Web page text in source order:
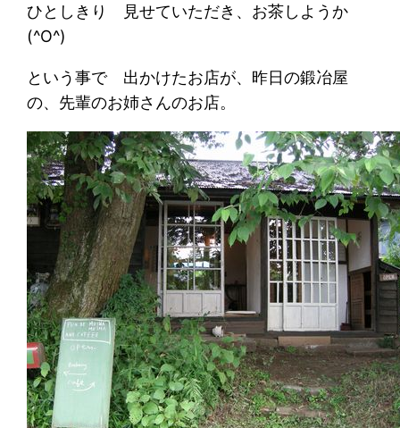
ひとしきり 見せていただき、お茶しようか
(^O^)
という事で 出かけたお店が、昨日の鍛冶屋
の、先輩のお姉さんのお店。